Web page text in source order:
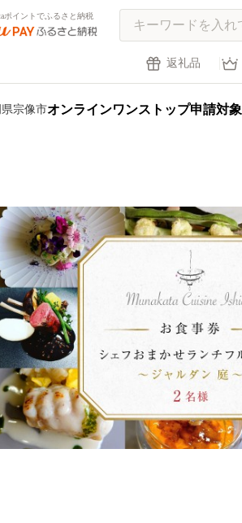
ポイントでふるさと納税
返礼品
宗像市オンラインワンストップ申請対象